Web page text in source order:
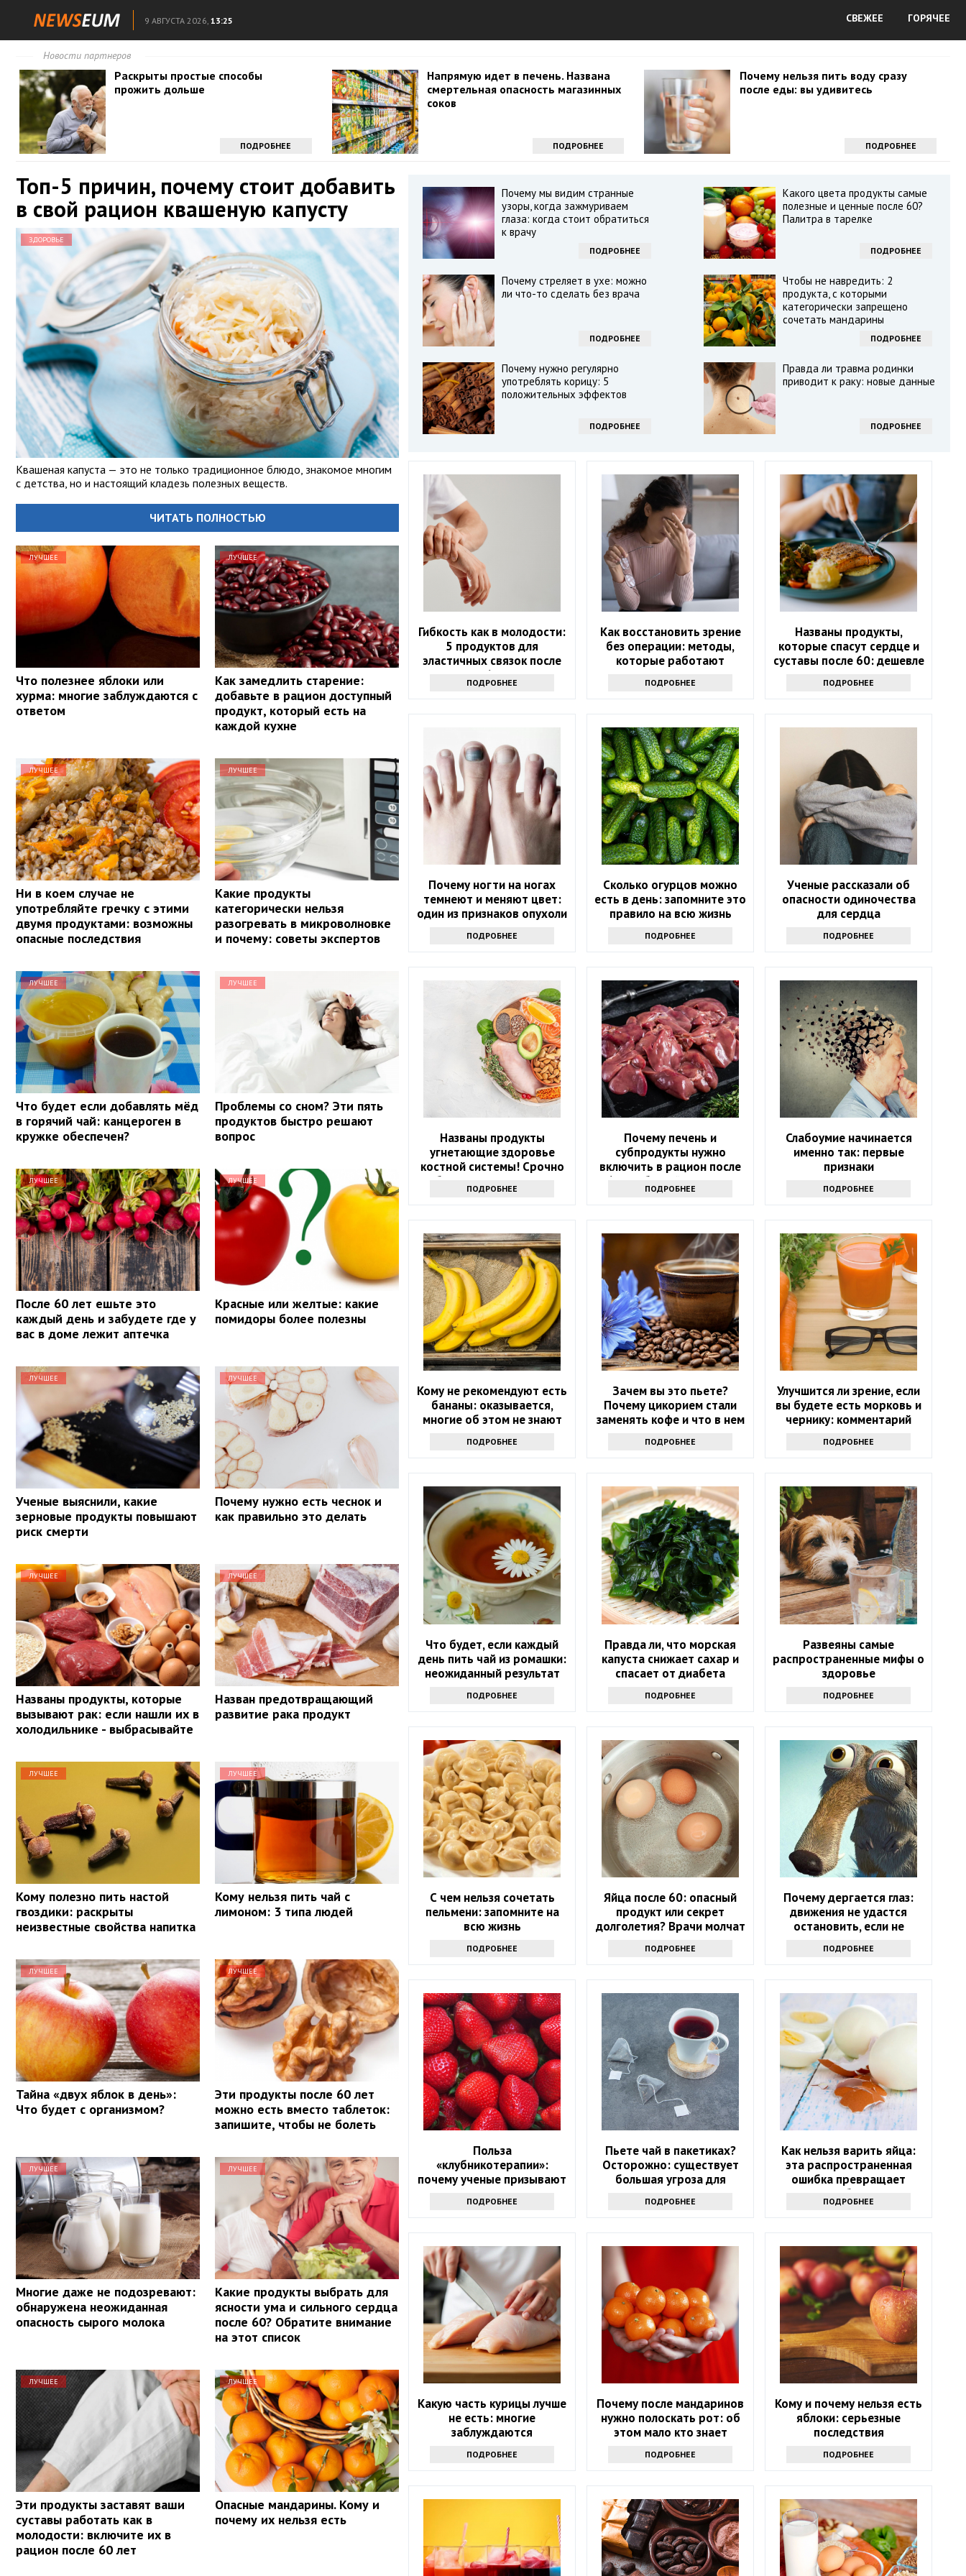
9 АВГУСТА 2026, 13:25 СВЕЖЕЕ ГОРЯЧЕЕ
Новости партнеров
Раскрыты простые способы
прожить дольше
ПОДРОБНЕЕ
Напрямую идет в печень. Названа
смертельная опасность магазинных
соков
ПОДРОБНЕЕ
Почему нельзя пить воду сразу
после еды: вы удивитесь
ПОДРОБНЕЕ
Топ-5 причин, почему стоит добавить
в свой рацион квашеную капусту
ЗДОРОВЬЕ
Квашеная капуста — это не только традиционное блюдо, знакомое многим
с детства, но и настоящий кладезь полезных веществ.
ЧИТАТЬ ПОЛНОСТЬЮ
ЛУЧШЕЕ
Что полезнее яблоки или
хурма: многие заблуждаются с
ответом
ЛУЧШЕЕ
Как замедлить старение:
добавьте в рацион доступный
продукт, который есть на
каждой кухне
ЛУЧШЕЕ
Ни в коем случае не
употребляйте гречку с этими
двумя продуктами: возможны
опасные последствия
ЛУЧШЕЕ
Какие продукты
категорически нельзя
разогревать в микроволновке
и почему: советы экспертов
ЛУЧШЕЕ
Что будет если добавлять мёд
в горячий чай: канцероген в
кружке обеспечен?
ЛУЧШЕЕ
Проблемы со сном? Эти пять
продуктов быстро решают
вопрос
ЛУЧШЕЕ
После 60 лет ешьте это
каждый день и забудете где у
вас в доме лежит аптечка
ЛУЧШЕЕ
Красные или желтые: какие
помидоры более полезны
ЛУЧШЕЕ
Ученые выяснили, какие
зерновые продукты повышают
риск смерти
ЛУЧШЕЕ
Почему нужно есть чеснок и
как правильно это делать
ЛУЧШЕЕ
Названы продукты, которые
вызывают рак: если нашли их в
холодильнике - выбрасывайте
ЛУЧШЕЕ
Назван предотвращающий
развитие рака продукт
ЛУЧШЕЕ
Кому полезно пить настой
гвоздики: раскрыты
неизвестные свойства напитка
ЛУЧШЕЕ
Кому нельзя пить чай с
лимоном: 3 типа людей
ЛУЧШЕЕ
Тайна «двух яблок в день»:
Что будет с организмом?
ЛУЧШЕЕ
Эти продукты после 60 лет
можно есть вместо таблеток:
запишите, чтобы не болеть
ЛУЧШЕЕ
Многие даже не подозревают:
обнаружена неожиданная
опасность сырого молока
ЛУЧШЕЕ
Какие продукты выбрать для
ясности ума и сильного сердца
после 60? Обратите внимание
на этот список
ЛУЧШЕЕ
Эти продукты заставят ваши
суставы работать как в
молодости: включите их в
рацион после 60 лет
ЛУЧШЕЕ
Опасные мандарины. Кому и
почему их нельзя есть
Почему мы видим странные
узоры, когда зажмуриваем
глаза: когда стоит обратиться
к врачу
ПОДРОБНЕЕ
Какого цвета продукты самые
полезные и ценные после 60?
Палитра в тарелке
ПОДРОБНЕЕ
Почему стреляет в ухе: можно
ли что-то сделать без врача
ПОДРОБНЕЕ
Чтобы не навредить: 2
продукта, с которыми
категорически запрещено
сочетать мандарины
ПОДРОБНЕЕ
Почему нужно регулярно
употреблять корицу: 5
положительных эффектов
ПОДРОБНЕЕ
Правда ли травма родинки
приводит к раку: новые данные
ПОДРОБНЕЕ
Гибкость как в молодости:
5 продуктов для
эластичных связок после
60
ПОДРОБНЕЕ
Как восстановить зрение
без операции: методы,
которые работают
ПОДРОБНЕЕ
Названы продукты,
которые спасут сердце и
суставы после 60: дешевле
ПОДРОБНЕЕ
Почему ногти на ногах
темнеют и меняют цвет:
один из признаков опухоли
ПОДРОБНЕЕ
Сколько огурцов можно
есть в день: запомните это
правило на всю жизнь
ПОДРОБНЕЕ
Ученые рассказали об
опасности одиночества
для сердца
ПОДРОБНЕЕ
Названы продукты
угнетающие здоровье
костной системы! Срочно
уберите их из рациона
ПОДРОБНЕЕ
Почему печень и
субпродукты нужно
включить в рацион после
60? Забытый источник
силы
ПОДРОБНЕЕ
Слабоумие начинается
именно так: первые
признаки
ПОДРОБНЕЕ
Кому не рекомендуют есть
бананы: оказывается,
многие об этом не знают
ПОДРОБНЕЕ
Зачем вы это пьете?
Почему цикорием стали
заменять кофе и что в нем
ПОДРОБНЕЕ
Улучшится ли зрение, если
вы будете есть морковь и
чернику: комментарий
ПОДРОБНЕЕ
Что будет, если каждый
день пить чай из ромашки:
неожиданный результат
ПОДРОБНЕЕ
Правда ли, что морская
капуста снижает сахар и
спасает от диабета
ПОДРОБНЕЕ
Развеяны самые
распространенные мифы о
здоровье
ПОДРОБНЕЕ
С чем нельзя сочетать
пельмени: запомните на
всю жизнь
ПОДРОБНЕЕ
Яйца после 60: опасный
продукт или секрет
долголетия? Врачи молчат
ПОДРОБНЕЕ
Почему дергается глаз:
движения не удастся
остановить, если не
ПОДРОБНЕЕ
Польза
«клубникотерапии»:
почему ученые призывают
людей в возрасте 50+
налегать на эту ягоду
ПОДРОБНЕЕ
Пьете чай в пакетиках?
Осторожно: существует
большая угроза для
ПОДРОБНЕЕ
Как нельзя варить яйца:
эта распространенная
ошибка превращает
полезное блюдо в яд
ПОДРОБНЕЕ
Какую часть курицы лучше
не есть: многие
заблуждаются
ПОДРОБНЕЕ
Почему после мандаринов
нужно полоскать рот: об
этом мало кто знает
ПОДРОБНЕЕ
Кому и почему нельзя есть
яблоки: серьезные
последствия
ПОДРОБНЕЕ